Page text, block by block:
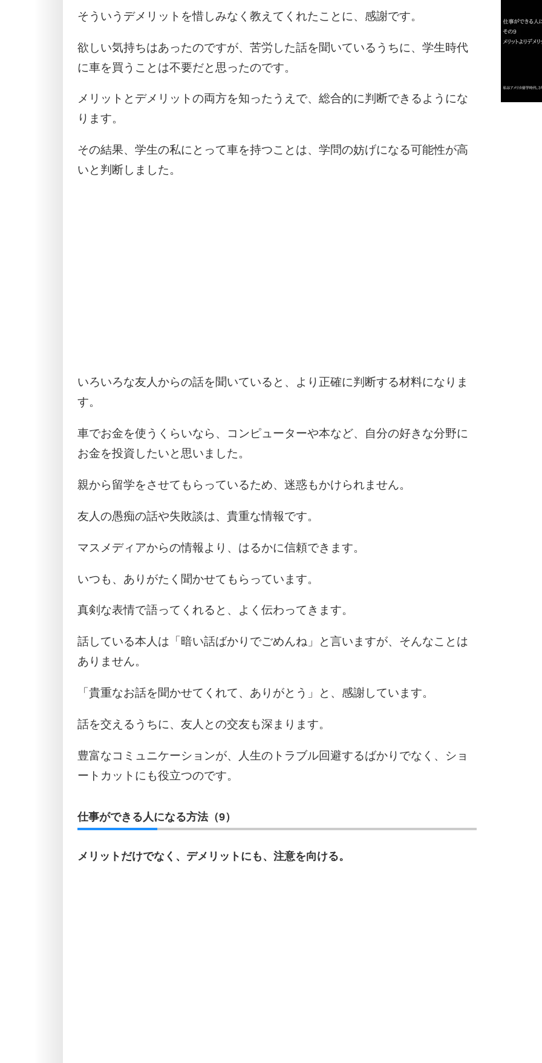
そういうデメリットを惜しみなく教えてくれたことに、感謝です。
欲しい気持ちはあったのですが、苦労した話を聞いているうちに、学生時代
に車を買うことは不要だと思ったのです。
メリットとデメリットの両方を知ったうえで、総合的に判断できるようにな
ります。
その結果、学生の私にとって車を持つことは、学問の妨げになる可能性が高
いと判断しました。
いろいろな友人からの話を聞いていると、より正確に判断する材料になりま
す。
車でお金を使うくらいなら、コンピューターや本など、自分の好きな分野に
お金を投資したいと思いました。
親から留学をさせてもらっているため、迷惑もかけられません。
友人の愚痴の話や失敗談は、貴重な情報です。
マスメディアからの情報より、はるかに信頼できます。
いつも、ありがたく聞かせてもらっています。
真剣な表情で語ってくれると、よく伝わってきます。
話している本人は「暗い話ばかりでごめんね」と言いますが、そんなことは
ありません。
「貴重なお話を聞かせてくれて、ありがとう」と、感謝しています。
話を交えるうちに、友人との交友も深まります。
豊富なコミュニケーションが、人生のトラブル回避するばかりでなく、ショ
ートカットにも役立つのです。
仕事ができる人になる方法（9）
メリットだけでなく、デメリットにも、注意を向ける。
3